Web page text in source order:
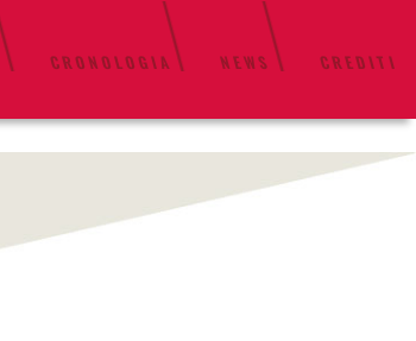
CRONOLOGIA NEWS CREDITI